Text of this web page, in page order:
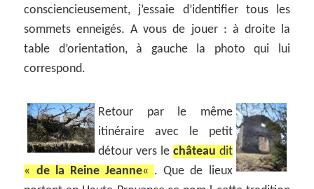
consciencieusement, j’essaie d’identifier tous les
sommets enneigés. A vous de jouer : à droite la
table d’orientation, à gauche la photo qui lui
correspond.
Retour par le même
itinéraire avec le petit
détour vers le château dit
« de la Reine Jeanne« . Que de lieux